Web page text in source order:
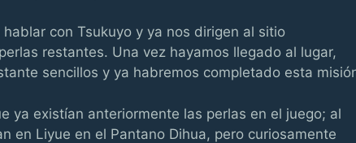
con Tsukuyo y ya nos dirigen al sitio
restantes. Una vez hayamos llegado al lugar,
sencillos y ya habremos completado esta
ya existían anteriormente las perlas en el juego; al
en Liyue en el Pantano Dihua, pero curiosamente